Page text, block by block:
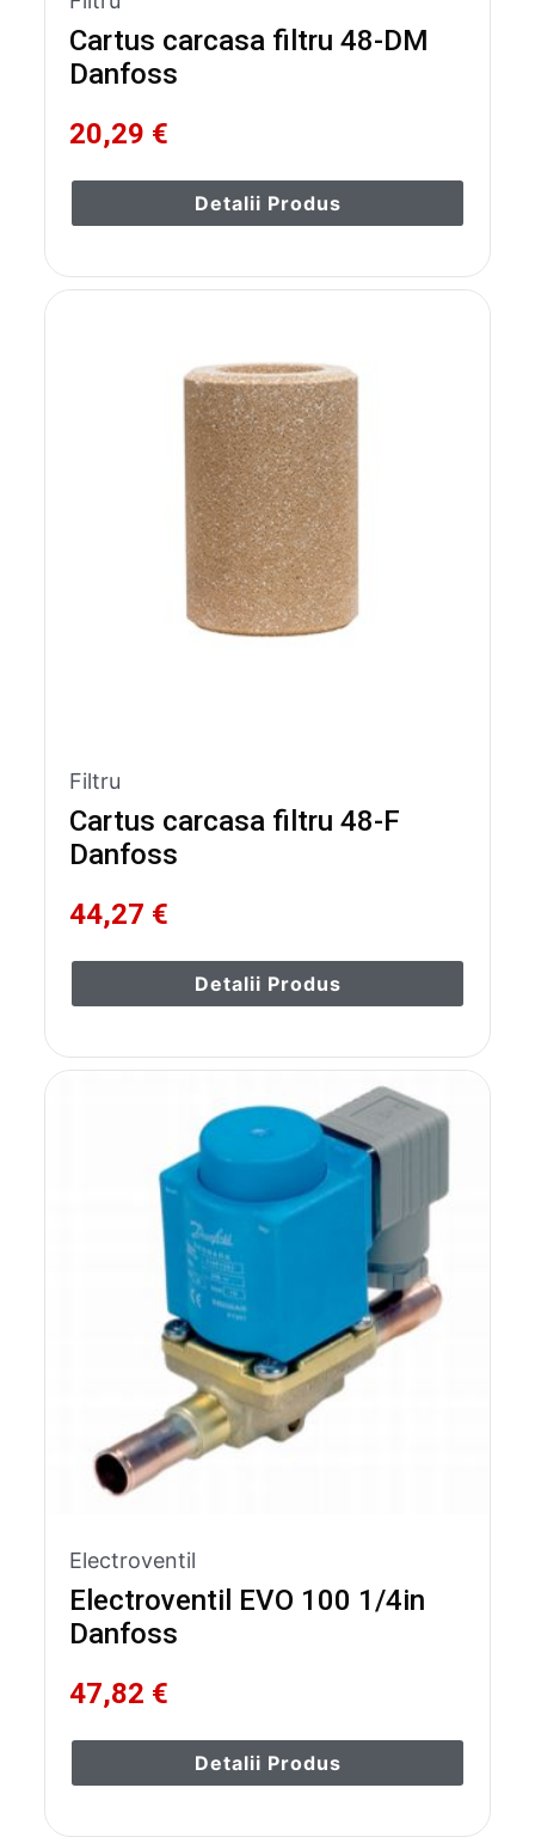
Cartus carcasa filtru 48-DM
Danfoss
20,29 €
Detalii Produs
Filtru
Cartus carcasa filtru 48-F
Danfoss
44,27 €
Detalii Produs
Electroventil
Electroventil EVO 100 1/4in
Danfoss
47,82 €
Detalii Produs